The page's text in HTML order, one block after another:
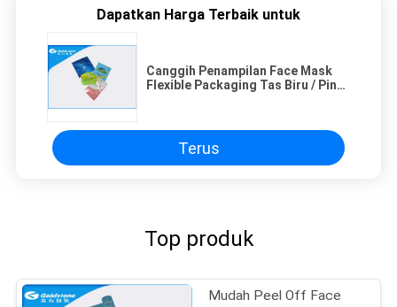
Dapatkan Harga Terbaik untuk
Canggih Penampilan Face Mask
Flexible Packaging Tas Biru / Pink
Terus
Top produk
Mudah Peel Off Face